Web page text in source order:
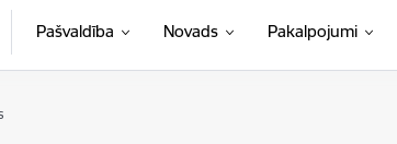
Pašvaldība Novads Pakalpojumi